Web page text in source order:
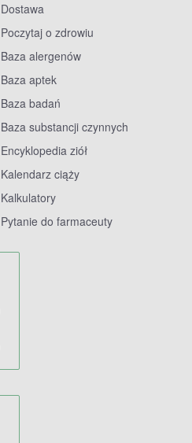
Dostawa
Poczytaj o zdrowiu
Baza alergenów
Baza aptek
Baza badań
Baza substancji czynnych
Encyklopedia ziół
Kalendarz ciąży
Kalkulatory
Pytanie do farmaceuty